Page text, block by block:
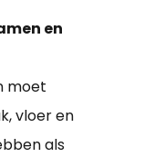
en
moet
vloer en
als